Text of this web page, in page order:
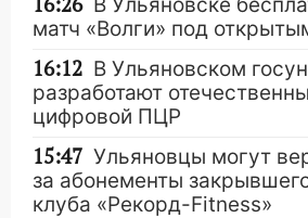
матч «Волги» под
16:12 В Ульяновском
разработают
цифровой ПЦР
15:47 Ульяновцы могут
за абонементы
клуба «Рекорд-Fitness»